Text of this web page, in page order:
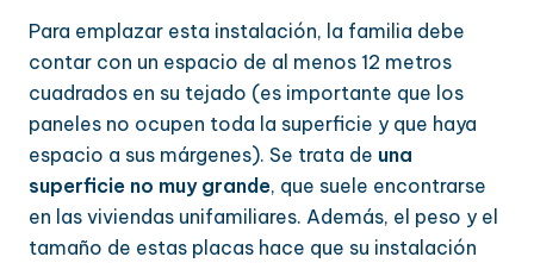
Para emplazar esta instalación, la familia debe
contar con un espacio de al menos 12 metros
cuadrados en su tejado (es importante que los
paneles no ocupen toda la superficie y que haya
espacio a sus márgenes). Se trata de una
superficie no muy grande, que suele encontrarse
en las viviendas unifamiliares. Además, el peso y el
tamaño de estas placas hace que su instalación